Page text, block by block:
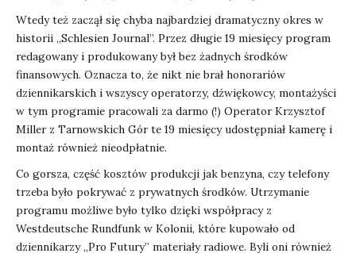
Wtedy też zaczął się chyba najbardziej dramatyczny okres w
historii „Schlesien Journal”. Przez długie 19 miesięcy program
redagowany i produkowany był bez żadnych środków
finansowych. Oznacza to, że nikt nie brał honorariów
dziennikarskich i wszyscy operatorzy, dźwiękowcy, montażyści
w tym programie pracowali za darmo (!) Operator Krzysztof
Miller z Tarnowskich Gór te 19 miesięcy udostępniał kamerę i
montaż również nieodpłatnie.
Co gorsza, część kosztów produkcji jak benzyna, czy telefony
trzeba było pokrywać z prywatnych środków. Utrzymanie
programu możliwe było tylko dzięki współpracy z
Westdeutsche Rundfunk w Kolonii, które kupowało od
dziennikarzy „Pro Futury” materiały radiowe. Byli oni również